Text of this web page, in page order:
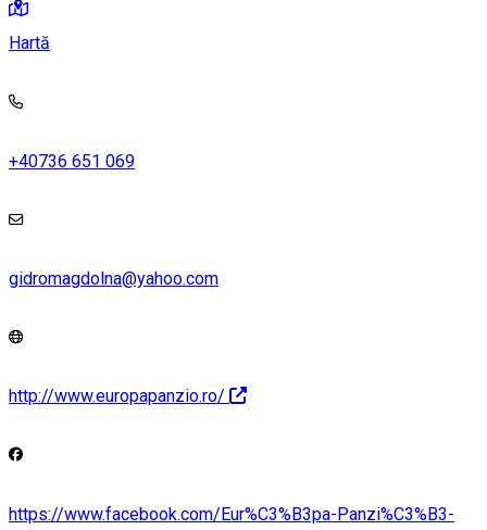
Hartă
+40736 651 069
gidromagdolna@yahoo.com
http://www.europapanzio.ro/
https://www.facebook.com/Eur%C3%B3pa-Panzi%C3%B3-